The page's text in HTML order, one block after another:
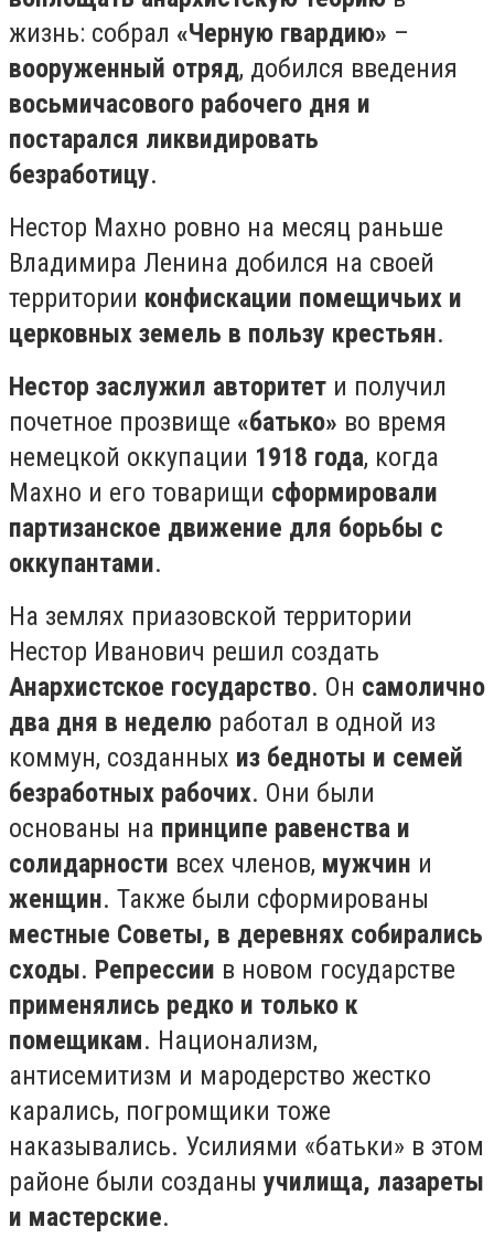
жизнь: собрал «Черную гвардию» –
вооруженный отряд, добился введения
восьмичасового рабочего дня и
постарался ликвидировать
безработицу.⠀ ⠀
Нестор Махно ровно на месяц раньше
Владимира Ленина добился на своей
территории конфискации помещичьих и
церковных земель в пользу крестьян.⠀
Нестор заслужил авторитет и получил
почетное прозвище «батько» во время
немецкой оккупации 1918 года, когда
Махно и его товарищи сформировали
партизанское движение для борьбы с
оккупантами.⠀
На землях приазовской территории
Нестор Иванович решил создать
Анархистское государство. Он самолично
два дня в неделю работал в одной из
коммун, созданных из бедноты и семей
безработных рабочих. Они были
основаны на принципе равенства и
солидарности всех членов, мужчин и
женщин. Также были сформированы
местные Советы, в деревнях собирались
сходы. Репрессии в новом государстве
применялись редко и только к
помещикам. Национализм,
антисемитизм и мародерство жестко
карались, погромщики тоже
наказывались. Усилиями «батьки» в этом
районе были созданы училища, лазареты
и мастерские.⠀ ⠀